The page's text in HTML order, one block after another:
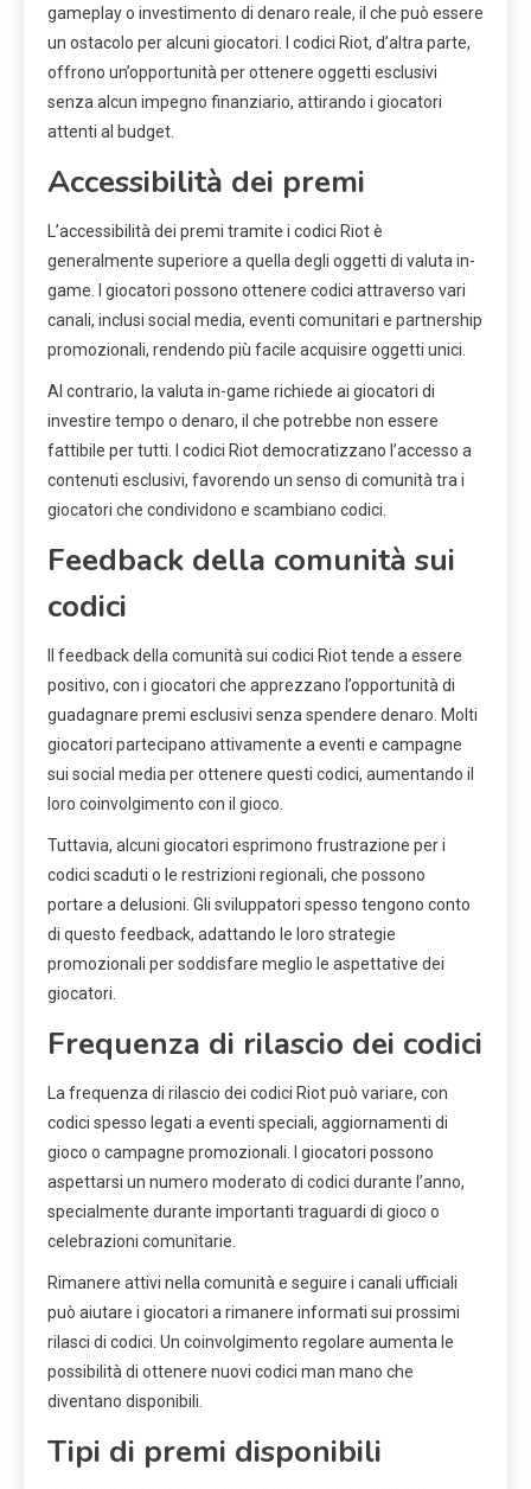
gameplay o investimento di denaro reale, il che può essere
un ostacolo per alcuni giocatori. I codici Riot, d’altra parte,
offrono un’opportunità per ottenere oggetti esclusivi
senza alcun impegno finanziario, attirando i giocatori
attenti al budget.
Accessibilità dei premi
L’accessibilità dei premi tramite i codici Riot è
generalmente superiore a quella degli oggetti di valuta in-
game. I giocatori possono ottenere codici attraverso vari
canali, inclusi social media, eventi comunitari e partnership
promozionali, rendendo più facile acquisire oggetti unici.
Al contrario, la valuta in-game richiede ai giocatori di
investire tempo o denaro, il che potrebbe non essere
fattibile per tutti. I codici Riot democratizzano l’accesso a
contenuti esclusivi, favorendo un senso di comunità tra i
giocatori che condividono e scambiano codici.
Feedback della comunità sui
codici
Il feedback della comunità sui codici Riot tende a essere
positivo, con i giocatori che apprezzano l’opportunità di
guadagnare premi esclusivi senza spendere denaro. Molti
giocatori partecipano attivamente a eventi e campagne
sui social media per ottenere questi codici, aumentando il
loro coinvolgimento con il gioco.
Tuttavia, alcuni giocatori esprimono frustrazione per i
codici scaduti o le restrizioni regionali, che possono
portare a delusioni. Gli sviluppatori spesso tengono conto
di questo feedback, adattando le loro strategie
promozionali per soddisfare meglio le aspettative dei
giocatori.
Frequenza di rilascio dei codici
La frequenza di rilascio dei codici Riot può variare, con
codici spesso legati a eventi speciali, aggiornamenti di
gioco o campagne promozionali. I giocatori possono
aspettarsi un numero moderato di codici durante l’anno,
specialmente durante importanti traguardi di gioco o
celebrazioni comunitarie.
Rimanere attivi nella comunità e seguire i canali ufficiali
può aiutare i giocatori a rimanere informati sui prossimi
rilasci di codici. Un coinvolgimento regolare aumenta le
possibilità di ottenere nuovi codici man mano che
diventano disponibili.
Tipi di premi disponibili